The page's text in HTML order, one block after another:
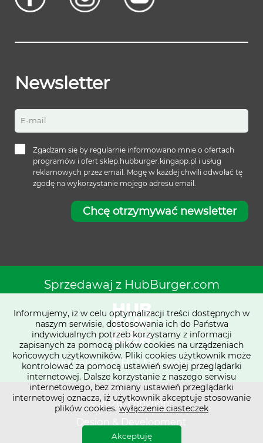
Newsletter
E-mail
Zgadzam się by regularnie informowano mnie o ofertach
programów i ofert sklep.hubburger.kingapp.pl i usług
reklamowych przez email. Mogę w każdej chwili odwołać tę
zgodę na wykorzystanie mojego adresu email.
Chcę otrzymywać newsletter
Sprzedawaj z HubBurger.com
Największy CBD Marketplace!
© 2026 copyright
Informujemy, iż w celu optymalizacji treści dostępnych w
naszym serwisie, dostosowania ich do Państwa
indywidualnych potrzeb korzystamy z informacji
zapisanych za pomocą plików cookies na urządzeniach
końcowych użytkowników. Pliki cookies użytkownik może
kontrolować za pomocą ustawień swojej przeglądarki
internetowej. Dalsze korzystanie z naszego serwisu
internetowego, bez zmiany ustawień przeglądarki
internetowej oznacza, iż użytkownik akceptuje stosowanie
plików cookies. wyłączenie ciasteczek
Akceptuję